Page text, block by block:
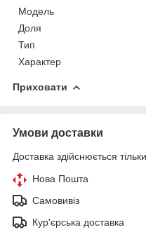
Мoдель
Доля
Тип
Характер
Приховати
Умови доставки
Доставка здійснюється
Нова Пошта
Самовивіз
Кур'єрська доставка